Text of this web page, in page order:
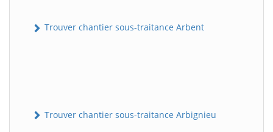
Trouver chantier sous-traitance Arbent
Trouver chantier sous-traitance Arbignieu